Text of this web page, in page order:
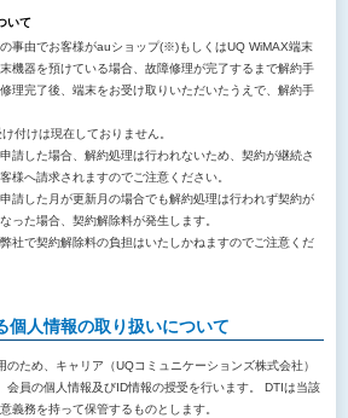
いて
事由でお客様がauショップ(※)もしくはUQ WiMAX端末
機器を預けている場合、故障修理が完了するまで解約手
理完了後、端末をお受け取りいただいたうえで、解約手
付けは現在しておりません。
請した場合、解約処理は行われないため、契約が継続さ
様へ請求されますのでご注意ください。
請した月が更新月の場合でも解約処理は行われず契約が
った場合、契約解除料が発生します。
社で契約解除料の負担はいたしかねますのでご注意くだ
個人情報の取り扱いについて
ため、キャリア（UQコミュニケーションズ株式会社）
会員の個人情報及びID情報の授受を行います。 DTIは当該
義務を持って保管するものとします。